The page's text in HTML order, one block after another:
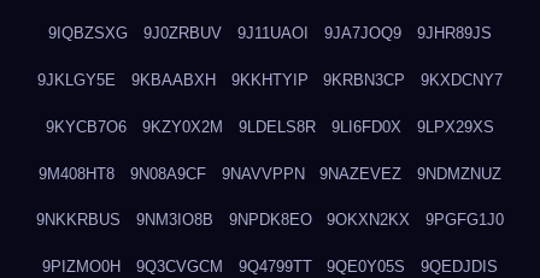
9IQBZSXG 9J0ZRBUV 9J11UAOI 9JA7JOQ9 9JHR89JS
9JKLGY5E 9KBAABXH 9KKHTYIP 9KRBN3CP 9KXDCNY7
9KYCB7O6 9KZY0X2M 9LDELS8R 9LI6FD0X 9LPX29XS
9M408HT8 9N08A9CF 9NAVVPPN 9NAZEVEZ 9NDMZNUZ
9NKKRBUS 9NM3IO8B 9NPDK8EO 9OKXN2KX 9PGFG1J0
9PIZMO0H 9Q3CVGCM 9Q4799TT 9QE0Y05S 9QEDJDIS